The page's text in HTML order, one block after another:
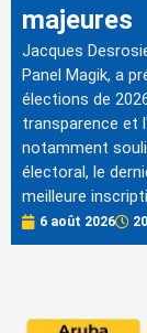
majeures
Jacques
Panel Magik, a
élections de
transparence et
notamment
électoral, le
meilleure
6 août 2026